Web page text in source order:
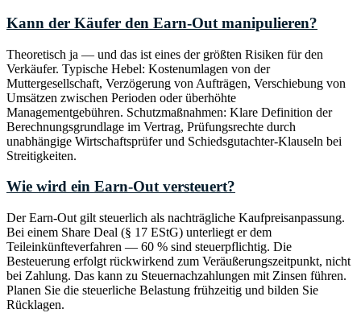
Kann der Käufer den Earn-Out manipulieren?
Theoretisch ja — und das ist eines der größten Risiken für den
Verkäufer. Typische Hebel: Kostenumlagen von der
Muttergesellschaft, Verzögerung von Aufträgen, Verschiebung von
Umsätzen zwischen Perioden oder überhöhte
Managementgebühren. Schutzmaßnahmen: Klare Definition der
Berechnungsgrundlage im Vertrag, Prüfungsrechte durch
unabhängige Wirtschaftsprüfer und Schiedsgutachter-Klauseln bei
Streitigkeiten.
Wie wird ein Earn-Out versteuert?
Der Earn-Out gilt steuerlich als nachträgliche Kaufpreisanpassung.
Bei einem Share Deal (§ 17 EStG) unterliegt er dem
Teileinkünfteverfahren — 60 % sind steuerpflichtig. Die
Besteuerung erfolgt rückwirkend zum Veräußerungszeitpunkt, nicht
bei Zahlung. Das kann zu Steuernachzahlungen mit Zinsen führen.
Planen Sie die steuerliche Belastung frühzeitig und bilden Sie
Rücklagen.